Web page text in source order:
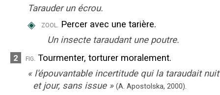
Tarauder un écrou.
◈ zool.
Percer avec une tarière.
Un insecte taraudant une poutre.
2 fig. Tourmenter, torturer moralement.
« l'épouvantable incertitude qui la taraudait nuit
et jour, sans issue » (A. Apostolska, 2000).